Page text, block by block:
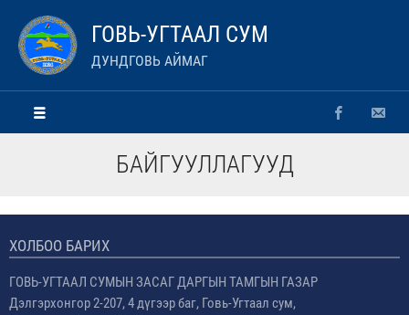
ГОВЬ-УГТААЛ СУМ
ДУНДГОВЬ АЙМАГ
БАЙГУУЛЛАГУУД
ХОЛБОО БАРИХ
ГОВЬ-УГТААЛ СУМЫН ЗАСАГ ДАРГЫН ТАМГЫН ГАЗАР
Дэлгэрхонгор 2-207, 4 дүгээр баг, Говь-Угтаал сум,